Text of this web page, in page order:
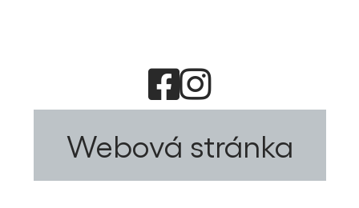
Webová stránka